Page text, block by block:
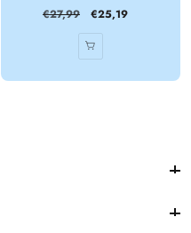
Preço
€27,99
Preço
venda
€25,19
e horário